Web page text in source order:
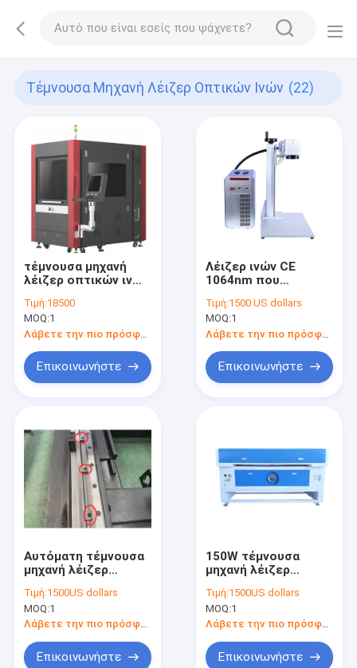
Τέμνουσα Μηχανή Λέιζερ Οπτικών Ινών (22)
τέμνουσα μηχανή
λέιζερ οπτικών ινών
το κόσμημα
Τιμή:18500
MOQ:1
Λάβετε την πιο πρόσφατη τιμή
Επικοινωνήστε
Λέιζερ ινών CE
1064nm που
μηχανή, εμπορικό
Engraver λέιζερ
50watt
Τιμή:1500 US dollars
MOQ:1
Επικοινωνήστε
Αυτόματη τέμνουσα
μηχανή λέιζερ
80m/Min για το
χάλυβα άνθρακα
Τιμή:1500US dollars
MOQ:1
Λάβετε την πιο πρόσφατη τιμή
Επικοινωνήστε
150W τέμνουσα
μηχανή λέιζερ
Engraver λέιζερ του
CO2 BCX
Τιμή:1500US dollars
MOQ:1
Επικοινωνήστε